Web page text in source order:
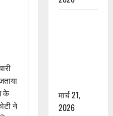
के
ने
मार्च 21,
2026